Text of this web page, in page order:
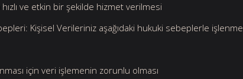
ve etkin bir şekilde hizmet verilmesi
Kişisel Verileriniz aşağıdaki hukuki sebeplerle
için veri işlemenin zorunlu olması